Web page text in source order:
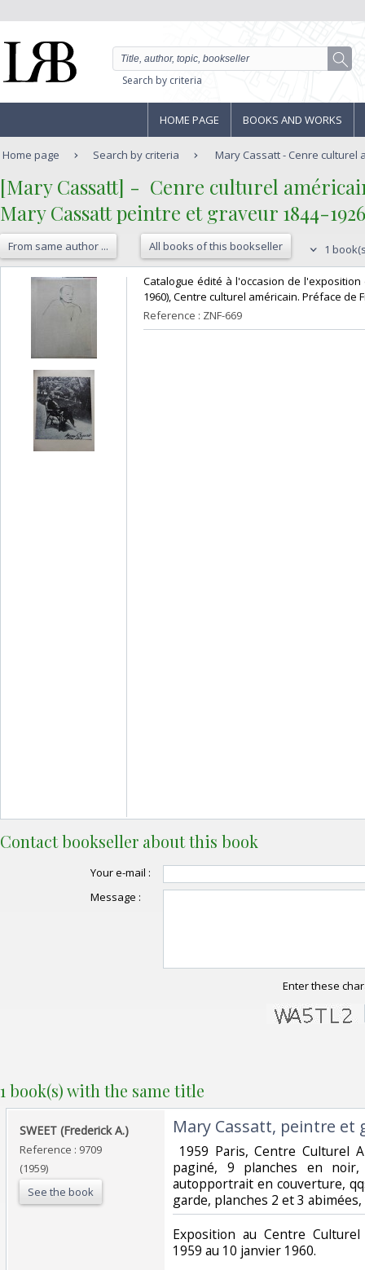
Search by criteria
HOME PAGE BOOKS AND WORKS
Home page Search by criteria Mary Cassatt - Cenre culturel
‎[Mary Cassatt] - ‎ ‎Cenre culturel
‎Mary Cassatt peintre et graveur 1844-1926‎
From same author ... All books of this bookseller 1
‎Catalogue édité à l'occasion de
1960), Centre culturel américain. Préface de
Reference : ZNF-669
Contact bookseller about this book
Your e-mail :
Message :
Enter these
1 book(s) with the same title
‎SWEET (Frederick A.) ‎
Reference : 9709
(1959)
See the book
‎Mary Cassatt, peintre et
1959 Paris, Centre Culturel
paginé, 9 planches en
autopportrait en couverture,
garde, planches 2 et 3 abimées, ‎
‎Exposition au Centre
1959 au 10 janvier 1960. ‎